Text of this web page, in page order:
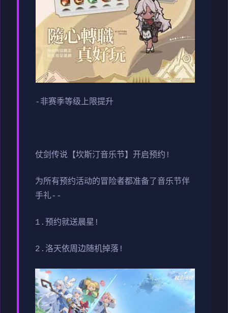
-非赛季等级上限提升
仗剑传说【坎斯汀音乐节】开启预约!
为所有预约活动的冒险者都准备了音乐节伴
手礼--
1.预约就送晨星!
2.洛天依周边随机掉落!